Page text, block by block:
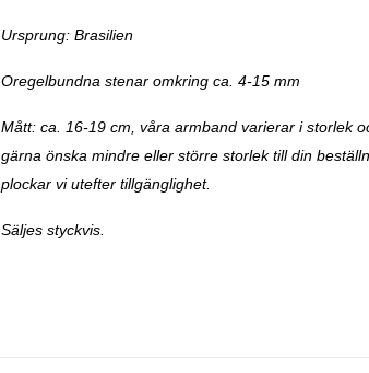
Ursprung: Brasilien
Oregelbundna stenar omkring ca. 4-15 mm
Mått: ca. 16-19 cm, våra armband varierar i storlek
gärna önska mindre eller större storlek till din
plockar vi utefter tillgänglighet.
Säljes styckvis.